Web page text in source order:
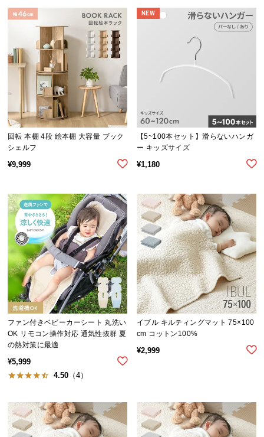
送
つ
い
大
型
商
品
の
に
つ
い
て
中
型
商
品
の
配
送
に
つ
て
小
回転 本棚 4段 絵本棚 大容量 ブック
シェルフ
¥9,999
【5~100本セット】滑らないハンガ
ー キッズサイズ
¥1,180
NEW
ファン付きベビーカーシート 丸洗い
OK リモコン操作対応 通気性抜群 夏
の熱対策に最適
¥5,999
4.50 （4）
イブル キルティングマット 75×100
cm コットン100%
¥2,999